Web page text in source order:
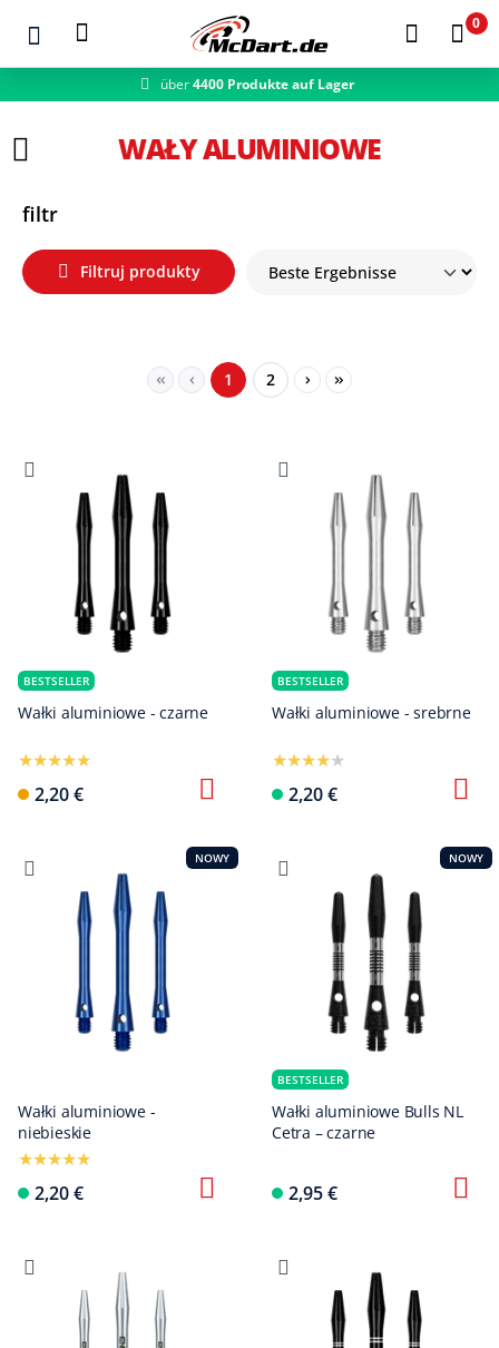
Zum Hauptinhalt springen
0
über4400 Produkte auf Lager
WAŁY ALUMINIOWE
filtr
Filtruj produkty
Seite
1 Seite
2
BESTSELLER
Wałki aluminiowe - czarne
2,20 €
BESTSELLER
Wałki aluminiowe - srebrne
2,20 €
NOWY
Wałki aluminiowe -
niebieskie
2,20 €
NOWY
BESTSELLER
Wałki aluminiowe Bulls NL
Cetra – czarne
2,95 €